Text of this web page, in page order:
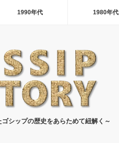
1990年代 1980年代
シップの歴史をあらためて紐解く～